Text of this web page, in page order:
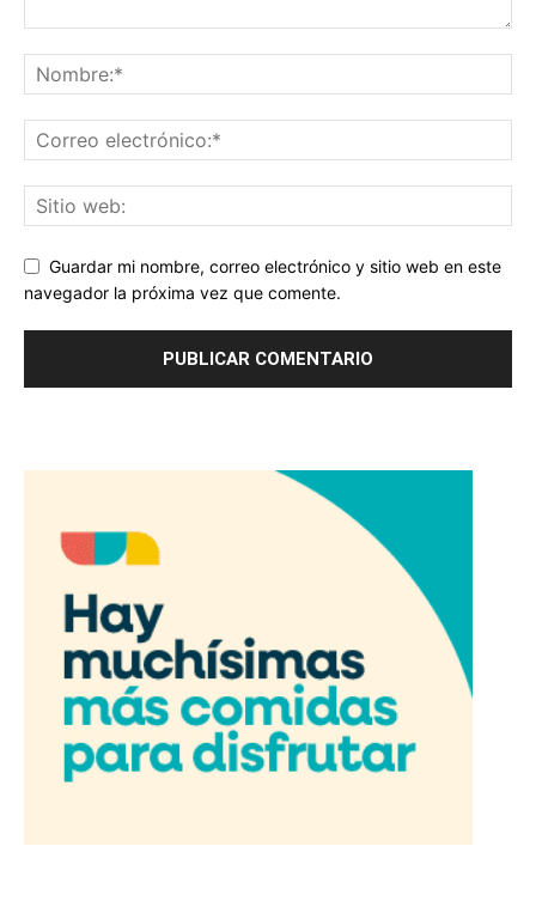
Guardar mi nombre, correo electrónico y sitio web en este
navegador la próxima vez que comente.